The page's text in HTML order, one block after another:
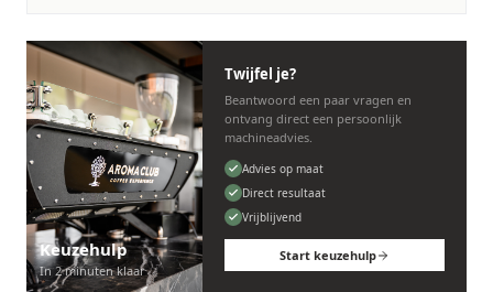
Keuzehulp
In 2 minuten klaar
Twijfel je?
Beantwoord een paar vragen en
ontvang direct een persoonlijk
machineadvies.
Advies op maat
Direct resultaat
Vrijblijvend
Start keuzehulp